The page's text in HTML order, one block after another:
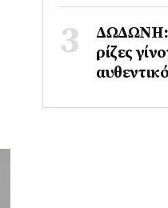
ΔΩΔΩΝΗ:
ρίζες